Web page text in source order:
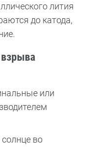
лития
до катода,
или
во